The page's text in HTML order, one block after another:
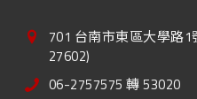
701 台南市東區大學路
27602)
06-2757575 轉 53020